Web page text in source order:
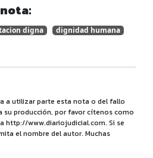
digna dignidad humana
a utilizar parte esta nota o del fallo
producción, por favor cítenos como
http://www.diariojudicial.com. Si se
el nombre del autor. Muchas